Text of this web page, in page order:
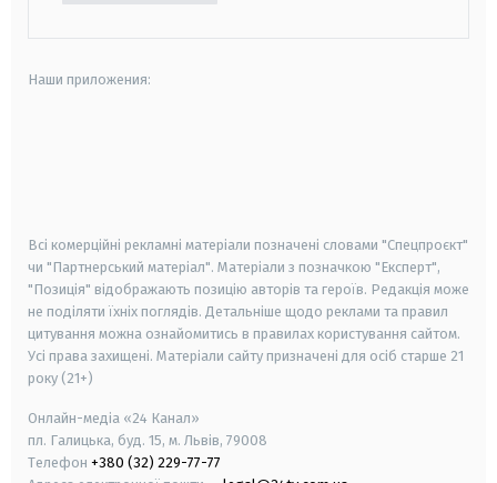
Наши приложения:
Всі комерційні рекламні матеріали позначені словами "Спецпроєкт"
чи "Партнерський матеріал". Матеріали з позначкою "Експерт",
"Позиція" відображають позицію авторів та героїв. Редакція може
не поділяти їхніх поглядів. Детальніше щодо реклами та правил
цитування можна ознайомитись в правилах користування сайтом.
Усі права захищені. Матеріали сайту призначені для осіб старше 21
року (21+)
Онлайн-медіа «24 Канал»
пл. Галицька, буд. 15, м. Львів, 79008
Телефон +380 (32) 229-77-77